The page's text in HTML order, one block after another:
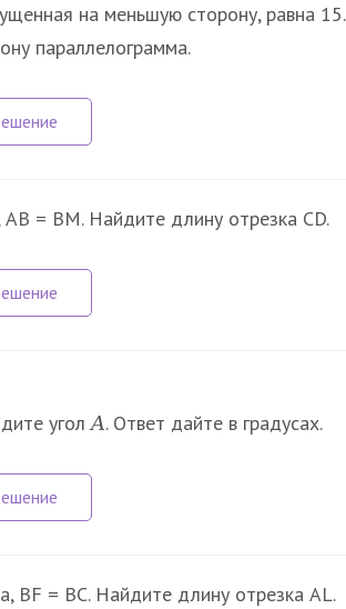
на меньшую сторону, равна 15.
параллелограмма.
= BM. Найдите длину отрезка CD.
уголA. Ответ дайте в градусах.
BF = BC. Найдите длину отрезка AL.